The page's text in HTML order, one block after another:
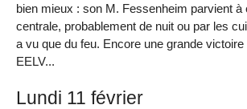
bien mieux : son M. Fessenheim parvient à
centrale, probablement de nuit ou par les
a vu que du feu. Encore une grande
EELV...
Lundi 11 février